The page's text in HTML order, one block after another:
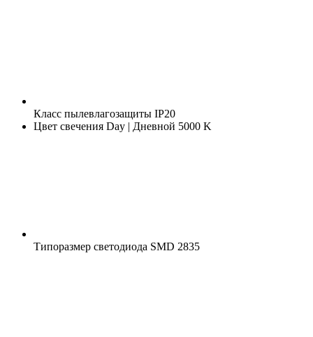
Класс пылевлагозащиты IP20
Цвет свечения Day | Дневной 5000 K
Типоразмер светодиода SMD 2835